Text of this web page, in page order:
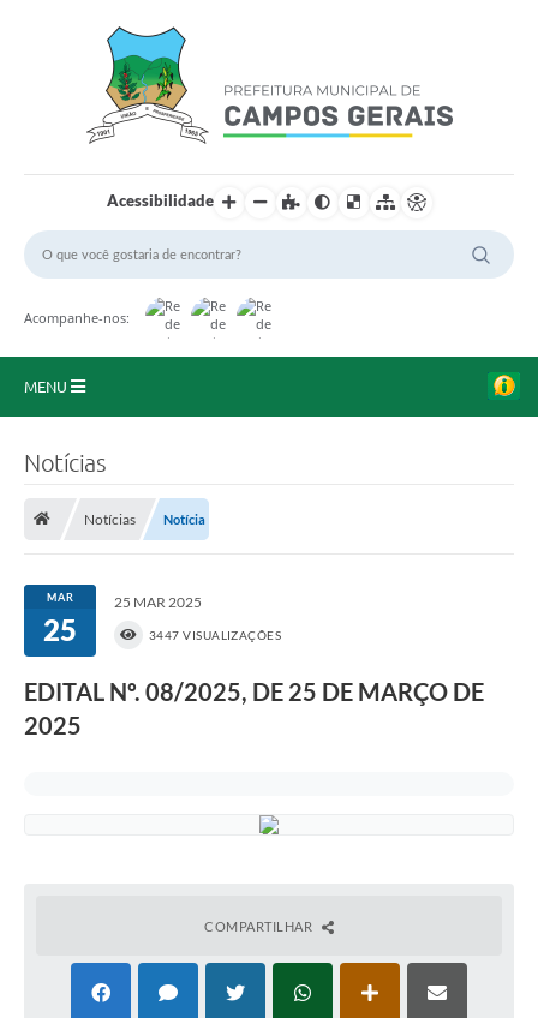
Acessibilidade
Acompanhe-nos:
MENU
Portal da Transparência
Secretarias
Notícias
Notícias Notícia
MAR
25
25 MAR 2025
3447 VISUALIZAÇÕES
EDITAL Nº. 08/2025, DE 25 DE MARÇO DE
2025
COMPARTILHAR